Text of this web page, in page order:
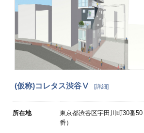
(仮称)コレタス渋谷Ⅴ
所在地
東京都渋谷区宇田川町30番50
番）